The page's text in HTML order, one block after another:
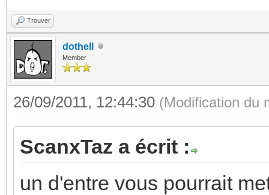
Trouver
dothell
Member
26/09/2011, 12:44:30 (Modification du
ScanxTaz a écrit :
un d'entre vous pourrait